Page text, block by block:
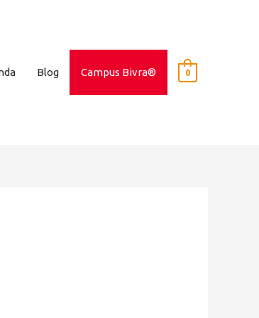
Blog Campus Bivra® 0